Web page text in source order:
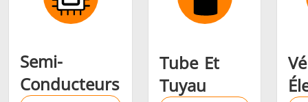
Semi-
Conducteurs
Tube Et
Tuyau